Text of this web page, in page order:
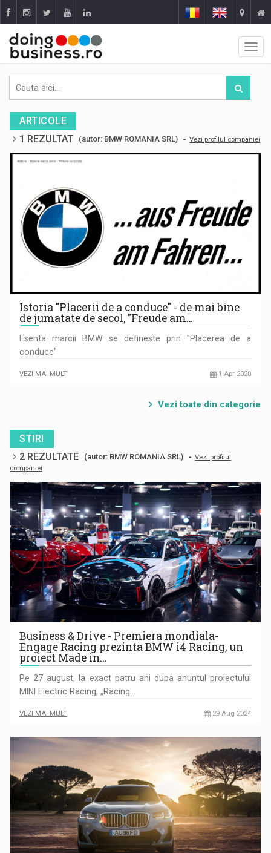
ARTICOLE
1 REZULTAT
(autor: BMW ROMANIA SRL) - Vezi profilul companiei
Istoria "Placerii de a conduce" - de mai bine
de jumatate de secol, "Freude am…
Esenta marcii BMW se defineste prin "Placerea de a
conduce"
VEZI MAI MULT 1 Apr 2020
Vezi toate din categorie
STIRI
2 REZULTATE
(autor: BMW ROMANIA SRL) - Vezi profilul
companiei
Business & Drive - Premiera mondiala-
Engage Racing prezinta BMW i4 Racing, un
proiect Made in…
Pe 27 august, la exact patru ani dupa anuntul proiectului
MINI Electric Racing, „Racing…
VEZI MAI MULT 29 Aug 2024